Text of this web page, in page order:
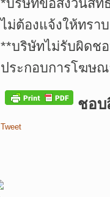
*บริษัทขอสงวนสิท
ไม่ต้องแจ้งให้ทรา
**บริษัทไม่รับผิดช
ประกอบการโฆษ
ชอบ
Tweet